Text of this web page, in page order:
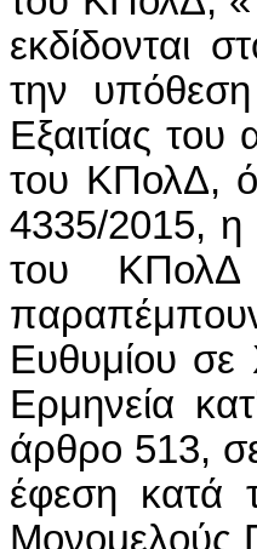
εκδίδονται
την υπόθεση
Εξαιτίας
του ΚΠολΔ,
4335/2015, η
του
Ευθυμίου
Ερμηνεία
άρθρο 513,
έφεση κατά
Μονομελούς